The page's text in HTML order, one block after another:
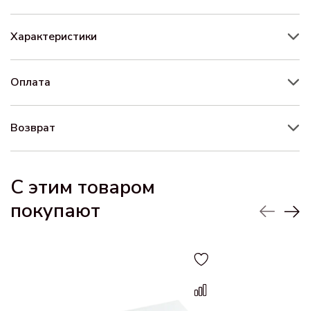
Характеристики
Оплата
Возврат
С этим товаром
покупают